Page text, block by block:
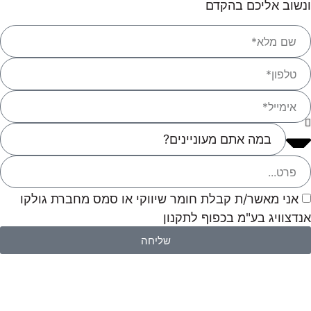
ונשוב אליכם בהקדם
אני מאשר/ת קבלת חומר שיווקי או סמס מחברת גולקו
אנדצוויג בע"מ בכפוף לתקנון
שליחה